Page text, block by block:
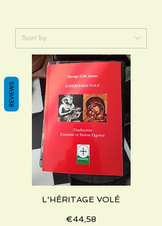
L'HÉRITAGE VOLÉ
Price
€44,58
REVIEWS